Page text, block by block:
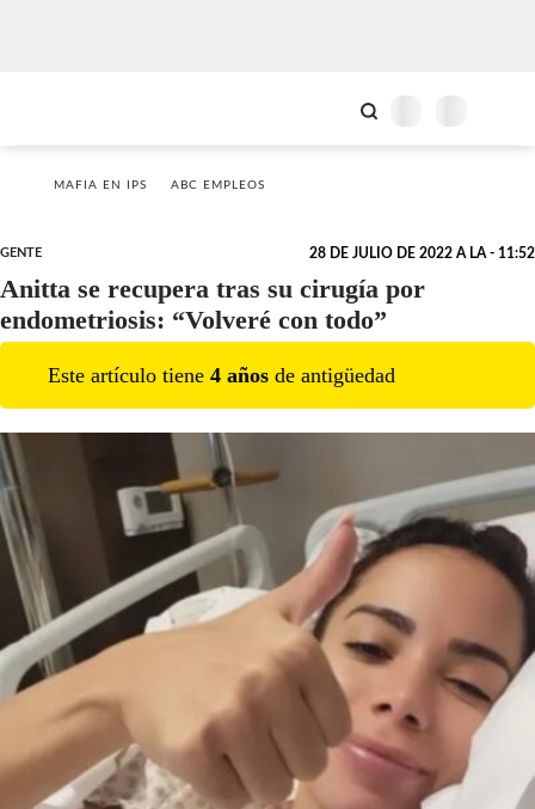
MAFIA EN IPS ABC EMPLEOS
GENTE 28 DE JULIO DE 2022 A LA - 11:52
Anitta se recupera tras su cirugía por
endometriosis: “Volveré con todo”
Este artículo tiene 4 años de antigüedad